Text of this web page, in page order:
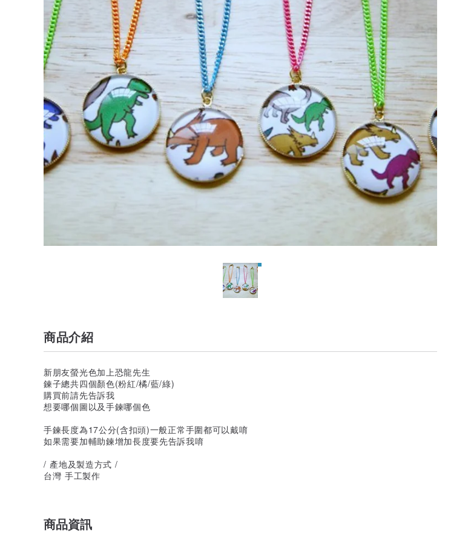
商品介紹
新朋友螢光色加上恐龍先生
鍊子總共四個顏色(粉紅/橘/藍/綠)
購買前請先告訴我
想要哪個圖以及手鍊哪個色
手鍊長度為17公分(含扣頭)一般正常手圍都可以戴唷
如果需要加輔助鍊增加長度要先告訴我唷
/ 產地及製造方式 /
台灣 手工製作
商品資訊